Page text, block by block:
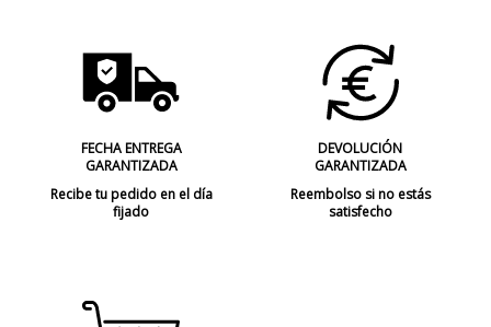
FECHA ENTREGA
GARANTIZADA
Recibe tu pedido en el día
fijado
DEVOLUCIÓN
GARANTIZADA
Reembolso si no estás
satisfecho